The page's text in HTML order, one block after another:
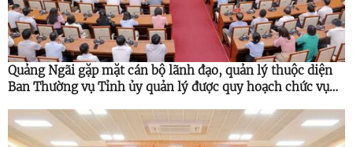
Quảng Ngãi gặp mặt cán bộ lãnh đạo, quản lý thuộc diện
Ban Thường vụ Tỉnh ủy quản lý được quy hoạch chức vụ